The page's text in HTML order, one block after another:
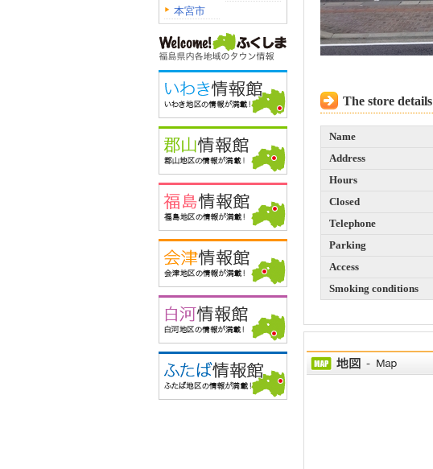
本宮市
The store details
Name
Address
Hours
Closed
Telephone
Parking
Access
Smoking conditions